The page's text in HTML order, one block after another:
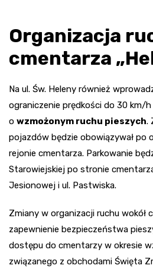
Organizacja
cmentarza
Na ul. Św. Heleny również
ograniczenie prędkości do 30 km/
o wzmożonym ruchu pieszych.
pojazdów będzie obowiązywał po
rejonie cmentarza. Parkowanie
Starowiejskiej po stronie
Jesionowej i ul. Pastwiska.
Zmiany w organizacji ruchu wokół
zapewnienie bezpieczeństwa
dostępu do cmentarzy w okresie
związanego z obchodami Święta